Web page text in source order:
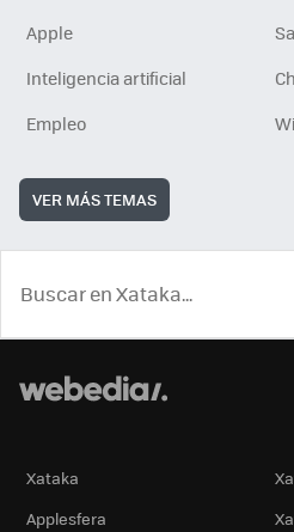
Apple
Inteligencia artificial
Empleo
VER MÁS TEMAS
Xataka
Applesfera